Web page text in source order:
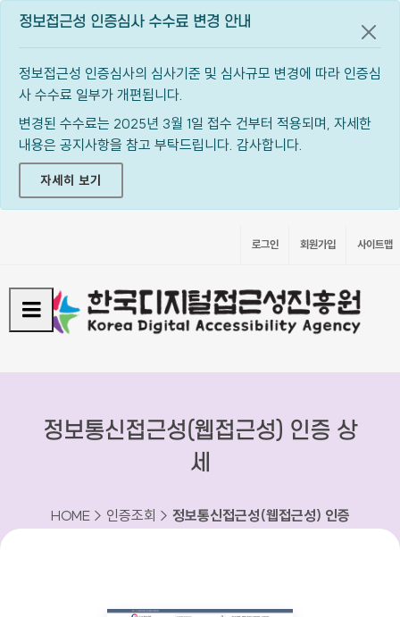
정보접근성 인증심사 수수료 변경 안내
정보접근성 인증심사의 심사기준 및 심사규모 변경에 따라 인증심
사 수수료 일부가 개편됩니다.
변경된 수수료는 2025년 3월 1일 접수 건부터 적용되며, 자세한
내용은 공지사항을 참고 부탁드립니다. 감사합니다.
자세히 보기
공지
로그인 회원가입 사이트맵
정보통신접근성(웹접근성) 인증 상
세
HOME > 인증조회 > 정보통신접근성(웹접근성) 인증